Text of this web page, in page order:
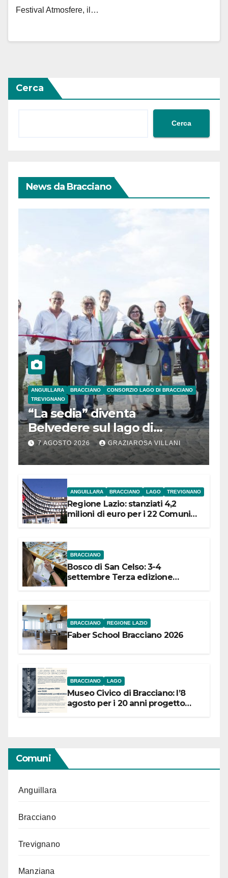
Festival Atmosfere, il…
Cerca
Cerca
News da Bracciano
ANGUILLARA BRACCIANO
CONSORZIO LAGO DI BRACCIANO
TREVIGNANO
“La sedia” diventa
Belvedere sul lago di
Bracciano: ieri
l’inaugurazione
7 AGOSTO 2026 GRAZIAROSA VILLANI
ANGUILLARA BRACCIANO LAGO TREVIGNANO
Regione Lazio: stanziati 4,2
milioni di euro per i 22 Comuni
BRACCIANO
Bosco di San Celso: 3-4
settembre Terza edizione
BRACCIANO REGIONE LAZIO
Faber School Bracciano 2026
BRACCIANO LAGO
Museo Civico di Bracciano: l’8
agosto per i 20 anni progetto
Comuni
Anguillara
Bracciano
Trevignano
Manziana